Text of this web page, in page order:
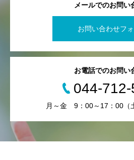
メールでのお問い
お問い合わせフ
お電話でのお問い
044-
月～金 9：00～17：00（